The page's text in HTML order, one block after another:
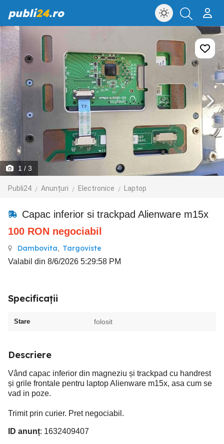
publi24.ro
1 / 3
Publi24 Anunțuri Electronice Laptop
Capac inferior si trackpad Alienware m15x
100 RON negociabil
Dambovita, Targoviste
Valabil din 8/6/2026 5:29:58 PM
Specificații
Stare folosit
Descriere
Vând capac inferior din magneziu și trackpad cu handrest
și grile frontale pentru laptop Alienware m15x, asa cum se
vad in poze.
Trimit prin curier. Pret negociabil.
ID anunț: 1632409407